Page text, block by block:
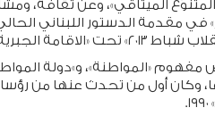
المتنوّع الميثاقي»، وعن ثقافة،
الجبرية»، والآن هو الهدف الأساسي لـ»حرب الإلغاء».
«المواطنة»، و»دولة